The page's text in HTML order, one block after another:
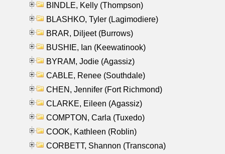
BINDLE, Kelly (Thompson)
BLASHKO, Tyler (Lagimodiere)
BRAR, Diljeet (Burrows)
BUSHIE, Ian (Keewatinook)
BYRAM, Jodie (Agassiz)
CABLE, Renee (Southdale)
CHEN, Jennifer (Fort Richmond)
CLARKE, Eileen (Agassiz)
COMPTON, Carla (Tuxedo)
COOK, Kathleen (Roblin)
CORBETT, Shannon (Transcona)